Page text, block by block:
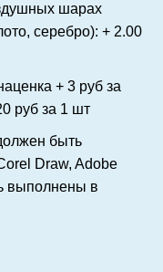
шарах
серебро): + 2.00
+ 3 руб за
руб за 1 шт
быть
Draw, Adobe
в